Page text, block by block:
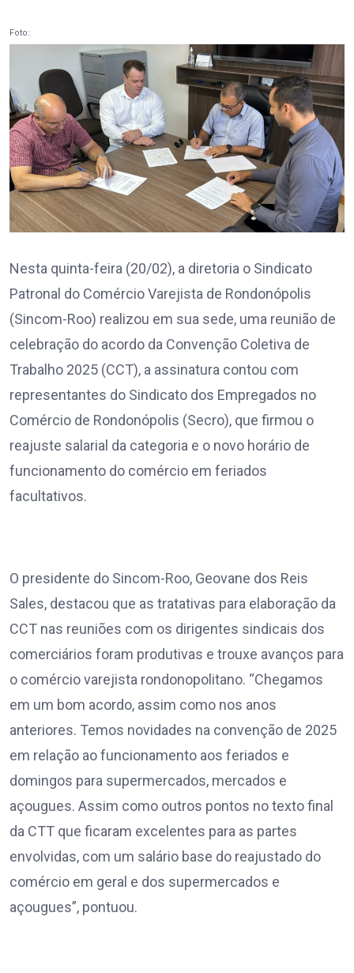
Foto:
Nesta quinta-feira (20/02), a diretoria o Sindicato
Patronal do Comércio Varejista de Rondonópolis
(Sincom-Roo) realizou em sua sede, uma reunião de
celebração do acordo da Convenção Coletiva de
Trabalho 2025 (CCT), a assinatura contou com
representantes do Sindicato dos Empregados no
Comércio de Rondonópolis (Secro), que firmou o
reajuste salarial da categoria e o novo horário de
funcionamento do comércio em feriados
facultativos.
O presidente do Sincom-Roo, Geovane dos Reis
Sales, destacou que as tratativas para elaboração da
CCT nas reuniões com os dirigentes sindicais dos
comerciários foram produtivas e trouxe avanços para
o comércio varejista rondonopolitano. “Chegamos
em um bom acordo, assim como nos anos
anteriores. Temos novidades na convenção de 2025
em relação ao funcionamento aos feriados e
domingos para supermercados, mercados e
açougues. Assim como outros pontos no texto final
da CTT que ficaram excelentes para as partes
envolvidas, com um salário base do reajustado do
comércio em geral e dos supermercados e
açougues”, pontuou.